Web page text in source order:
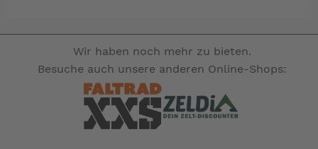
Wir haben noch mehr zu bieten.
Besuche auch unsere anderen Online-Shops: